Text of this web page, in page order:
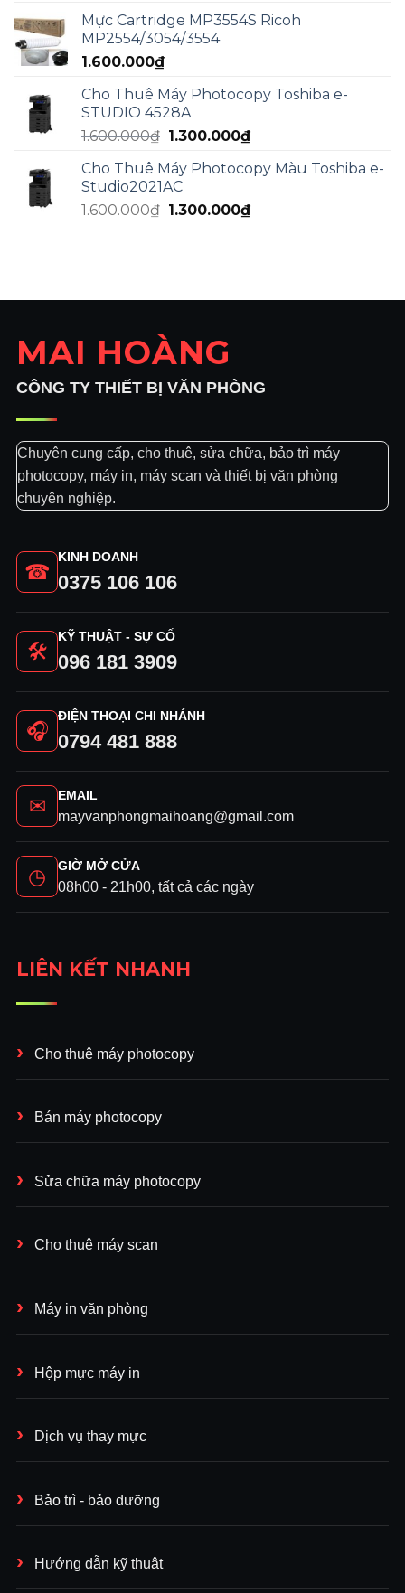
2.000.000₫.là:
Mực Cartridge MP3554S Ricoh
MP2554/3054/3554
1.600.000₫
Cho Thuê Máy Photocopy Toshiba e-
STUDIO 4528A
1.600.000₫ Giá
là:
1.600.000₫.
1.300.000₫Giá
tại
1.300.000₫.
Cho Thuê Máy Photocopy Màu Toshiba e-
Studio2021AC
1.600.000₫ Giá
1.300.000₫Giá
MAI HOÀNG
CÔNG TY THIẾT BỊ VĂN PHÒNG
Chuyên cung cấp, cho thuê, sửa chữa, bảo trì máy
photocopy, máy in, máy scan và thiết bị văn phòng
chuyên nghiệp.
☎
KINH DOANH
0375 106 106
🛠
KỸ THUẬT - SỰ CỐ
096 181 3909
🎧
ĐIỆN THOẠI CHI NHÁNH
0794 481 888
✉ EMAIL
mayvanphongmaihoang@gmail.com
◷ GIỜ MỞ CỬA
08h00 - 21h00, tất cả các ngày
LIÊN KẾT NHANH
Cho thuê máy photocopy
Bán máy photocopy
Sửa chữa máy photocopy
Cho thuê máy scan
Máy in văn phòng
Hộp mực máy in
Dịch vụ thay mực
Bảo trì - bảo dưỡng
Hướng dẫn kỹ thuật